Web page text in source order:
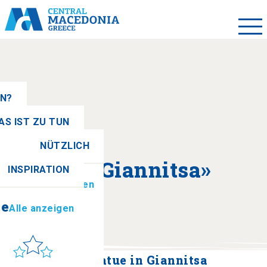
IST ZU TUN
NÜTZLICH
Alle anzeigen
get there
INSPIRATION
Alle anzeigen
Über «Giannitsa»
Die schwarze Statue in Giannitsa